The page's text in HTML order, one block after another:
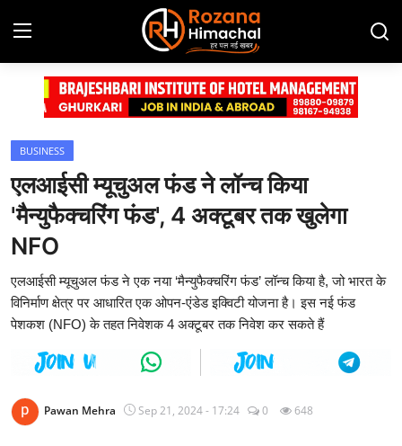
Login Register
Home
Contact
Advertisement Gallery
हिमाचल प्रदेश
देश
दुनिया
टेक्नोलॉजी
BUSINESS
एलआईसी म्यूचुअल फंड ने लॉन्च किया
'मैन्युफैक्चरिंग फंड', 4 अक्टूबर तक खुलेगा
NFO
एलआईसी म्यूचुअल फंड ने एक नया ‘मैन्युफैक्चरिंग फंड’ लॉन्च किया है, जो भारत के
विनिर्माण क्षेत्र पर आधारित एक ओपन-एंडेड इक्विटी योजना है। इस नई फंड
पेशकश (NFO) के तहत निवेशक 4 अक्टूबर तक निवेश कर सकते हैं
Pawan Mehra Sep 21, 2024 - 17:24 0 648